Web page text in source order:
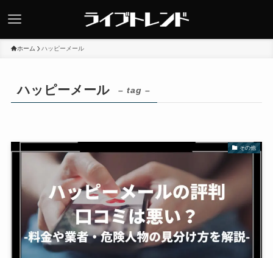
ホーム ハッピーメール
ハッピーメール – tag –
その他